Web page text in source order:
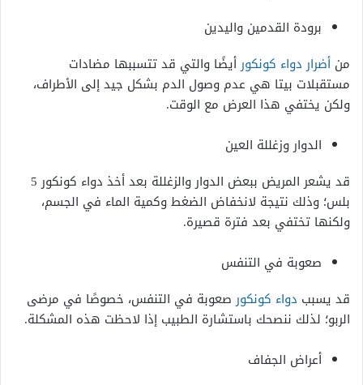
برودة القدمين واليدين
من أضرار دواء كونكورأيضًا والتي قد تتسببها مضادات
مستقبلات بيتا هي عدم وصول الدم بشكل جيد إلى الأطراف،
ولكن يختفي هذا العرض مع الوقت.
الدوار وزغللة العين
قد يشعر المريض ببعض الدوار والزغللة بعد أخذ دواء كونكور 5
بلس؛ وذلك نتيجة لانخفاض الضغط وكمية الماء في الجسم،
ولكنها تختفي بعد فترة قصيرة.
صعوبة في التنفس
قد يسبب دواء كونكورصعوبة في التنفس، خصوصًا في مرضى
الربو؛ لذلك ننصحك باستشارة الطبيب إذا لاحظت هذه المشكلة.
أعراض الجفاف